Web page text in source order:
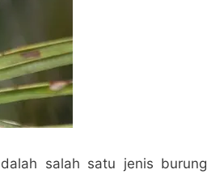
salah satu jenis burung